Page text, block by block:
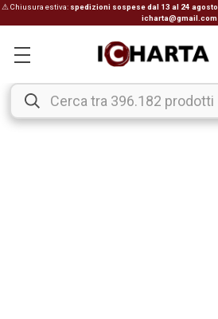
⚠ Chiusura estiva: spedizioni sospese dal 13 al 24 agosto
icharta@gmail.com